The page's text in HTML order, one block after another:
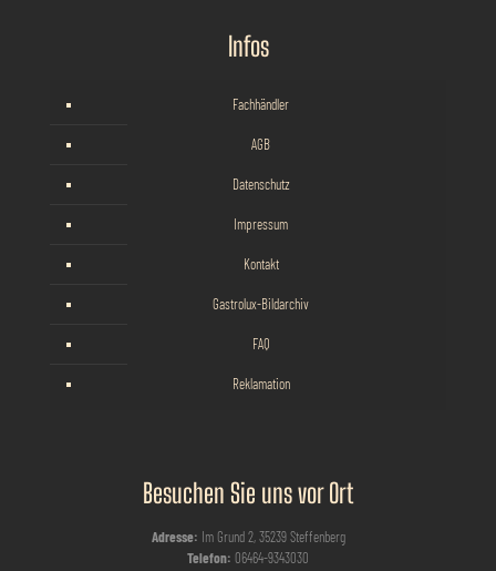
Infos
Fachhändler
AGB
Datenschutz
Impressum
Kontakt
Gastrolux-Bildarchiv
FAQ
Reklamation
Besuchen Sie uns vor Ort
Adresse: Im Grund 2, 35239 Steffenberg
Telefon: 06464-9343030